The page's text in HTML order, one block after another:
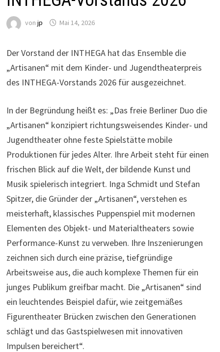
vonjp Mai 14, 2026
Der Vorstand der INTHEGA hat das Ensemble die
„Artisanen“ mit dem Kinder- und Jugendtheaterpreis
des INTHEGA-Vorstands 2026 für ausgezeichnet.
In der Begründung heißt es: „Das freie Berliner Duo die
„Artisanen“ konzipiert richtungsweisendes Kinder- und
Jugendtheater ohne feste Spielstätte mobile
Produktionen für jedes Alter. Ihre Arbeit steht für einen
frischen Blick auf die Welt, der bildende Kunst und
Musik spielerisch integriert. Inga Schmidt und Stefan
Spitzer, die Gründer der „Artisanen“, verstehen es
meisterhaft, klassisches Puppenspiel mit modernen
Elementen des Objekt- und Materialtheaters sowie
Performance-Kunst zu verweben. Ihre Inszenierungen
zeichnen sich durch eine präzise, tiefgründige
Arbeitsweise aus, die auch komplexe Themen für ein
junges Publikum greifbar macht. Die „Artisanen“ sind
ein leuchtendes Beispiel dafür, wie zeitgemäßes
Figurentheater Brücken zwischen den Generationen
schlägt und das Gastspielwesen mit innovativen
Impulsen bereichert“.